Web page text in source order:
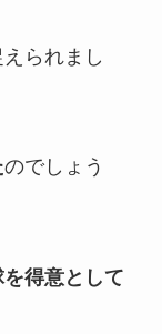
られまし
のでしょう
得意として